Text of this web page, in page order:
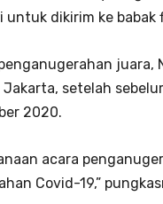
untuk dikirim ke babak
juara,
setelah
2020.
acara
Covid-19,”